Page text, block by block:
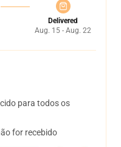
Delivered
Aug. 15 - Aug. 22
para todos os
for recebido